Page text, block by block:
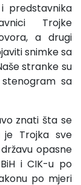
predstavnika
Trojke
a drugi
snimke sa
stranke su
sa
znati šta se
Trojka sve
opasne
i CIK-u po
po mjeri